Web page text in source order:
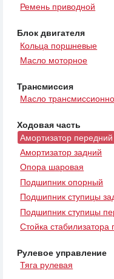
Ремень приводной
Блок двигателя
Кольца поршневые
Масло моторное
Трансмиссия
Масло
Ходовая часть
Амортизатор передний
Амортизатор задний
Опора шаровая
Подшипник опорный
Подшипник ступицы
Подшипник ступицы
Стойка стабилизатора
Рулевое управление
Тяга рулевая